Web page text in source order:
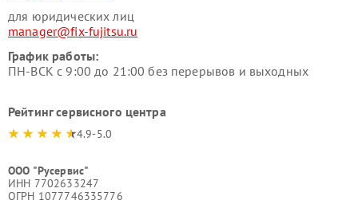
для юридических лиц
manager@fix-fujitsu.ru
График работы:
ПН-ВСК с 9:00 до 21:00 без перерывов и выходных
Рейтинг сервисного центра
4.9-5.0
ООО "Русервис"
ИНН 7702633247
ОГРН 1077746335776